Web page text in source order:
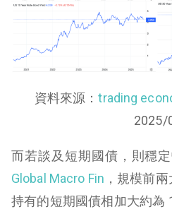
資料來源：trading
2025/
而若談及短期國債，則穩
Global Macro Fin ，規模前
持有的短期國債相加大約為